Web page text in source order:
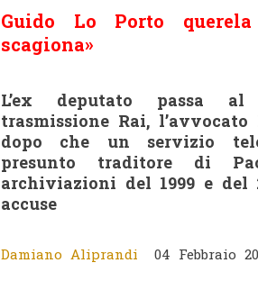
Guido Lo Porto
scagiona»
L’ex deputato passa
trasmissione Rai,
dopo che un servizio
presunto traditore di
archiviazioni del 1999 e del
accuse
Damiano Aliprandi 04 Febbraio